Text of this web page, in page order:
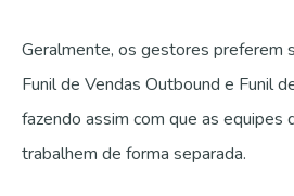
Geralmente, os gestores preferem
Funil de Vendas Outbound e Funil
fazendo assim com que as equipes
trabalhem de forma separada.